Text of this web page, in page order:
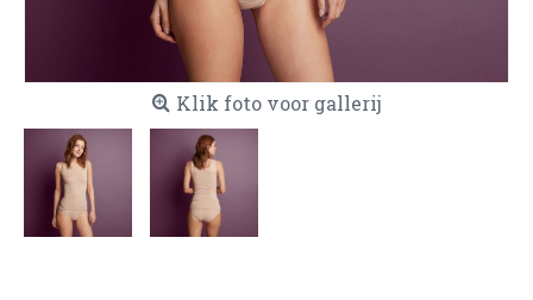
Klik foto voor gallerij